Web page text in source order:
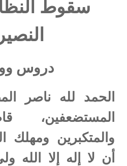
سقوط
دروس
الحمد لله ناصر
المستضعفين،
والمتكبرين ومهلك
أن لا إله إلا الله